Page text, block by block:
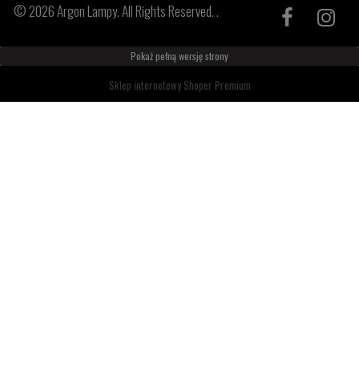
© 2026 Argon Lampy. All Rights Reserved. .
Pokaż pełną wersję strony
Sklep internetowy Shoper Premium